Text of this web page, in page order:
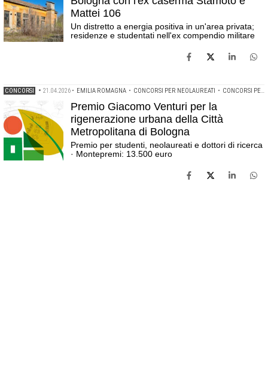
Mattei 106
Un distretto a energia positiva in un'area privata;
residenze e studentati nell'ex compendio militare
CONCORSI • 21.04.2026 • EMILIA ROMAGNA • CONCORSI PER NEOLAUREATI • CONCORSI PER STUDENTI
Premio Giacomo Venturi per la
rigenerazione urbana della Città
Metropolitana di Bologna
Premio per studenti, neolaureati e dottori di ricerca
· Montepremi: 13.500 euro